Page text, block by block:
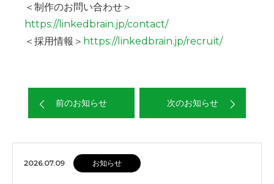
＜制作のお問い合わせ＞
https://linkedbrain.jp/contact/
＜採用情報＞ https://linkedbrain.jp/recruit/
前のお知らせ 次のお知らせ
2026.07.09 お知らせ